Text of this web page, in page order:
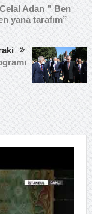
Adan ” Ben
yana tarafım”